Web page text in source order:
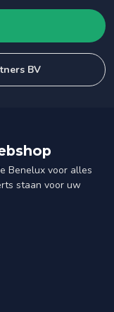
BV
Benelux voor alles
staan voor uw